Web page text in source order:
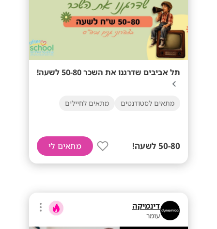
תל אביבים שדרגנו את השכר 50-80 לשעה!
מתאים לסטודנטים מתאים לחיילים
50-80 לשעה! מתאים לי
דינמיקה
עומר